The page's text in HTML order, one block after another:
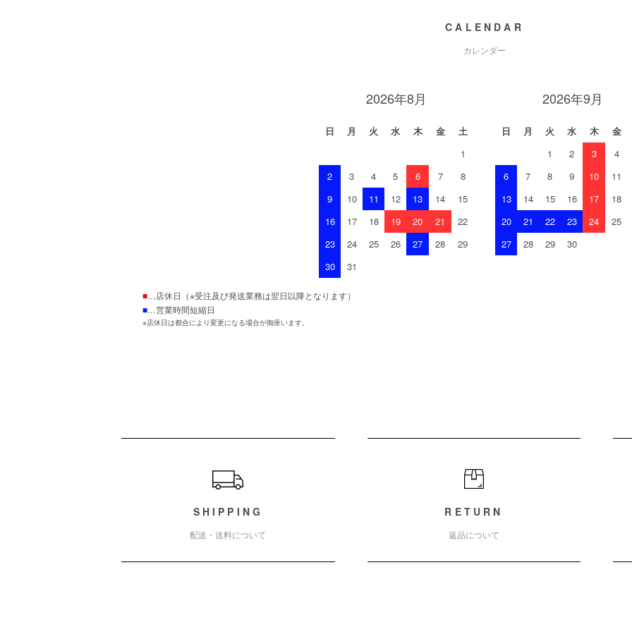
CALENDAR
カレンダー
2026年8月
日 月 火 水 木 金
土
1
2
3 4 5 6 7
8
9
10 11 12 13 14
15
16
17 18 19 20 21
22
23
24 25 26 27 28
29
30
31
2026年9月
日 月 火 水 木 金
1
2 3 4
6
7 8 9 10 11
13
14 15 16 17 18
20
21 22 23 24 25
27
28 29 30
■…店休日（※受注及び発送業務は翌日以降となります）
■…営業時間短縮日
※店休日は都合により変更になる場合が御座います。
SHIPPING
配送・送料について
RETURN
返品について